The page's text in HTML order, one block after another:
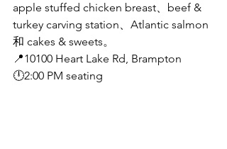
apple stuffed chicken breast、beef &
turkey carving station、Atlantic salmon
和 cakes & sweets。
📍10100 Heart Lake Rd, Brampton
🕛2:00 PM seating